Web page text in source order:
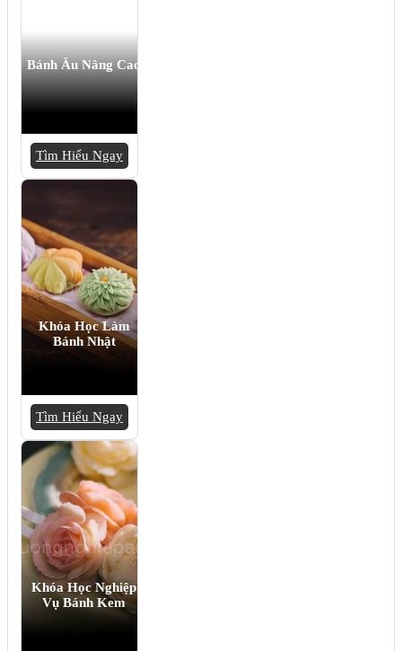
Bánh Âu Nâng Cao
Tìm Hiểu Ngay
Khóa Học Làm
Bánh Nhật
Tìm Hiểu Ngay
Khóa Học Nghiệp
Vụ Bánh Kem